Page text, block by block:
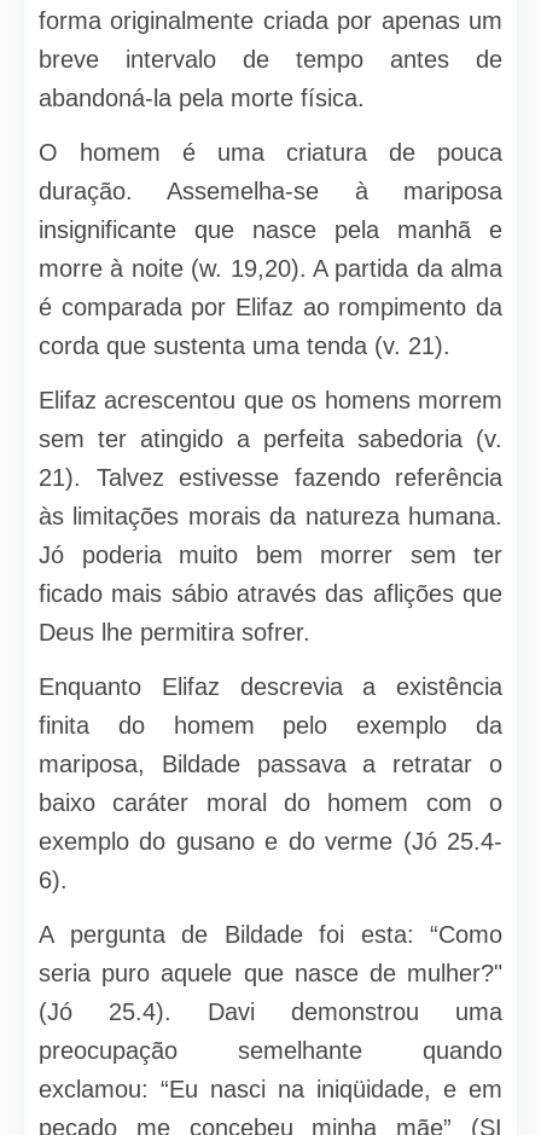
forma originalmente criada por apenas um
breve intervalo de tempo antes de
abandoná-la pela morte física.
O homem é uma criatura de pouca
duração. Assemelha-se à mariposa
insignificante que nasce pela manhã e
morre à noite (w. 19,20). A partida da alma
é comparada por Elifaz ao rompimento da
corda que sustenta uma tenda (v. 21).
Elifaz acrescentou que os homens morrem
sem ter atingido a perfeita sabedoria (v.
21). Talvez estivesse fazendo referência
às limitações morais da natureza humana.
Jó poderia muito bem morrer sem ter
ficado mais sábio através das aflições que
Deus lhe permitira sofrer.
Enquanto Elifaz descrevia a existência
finita do homem pelo exemplo da
mariposa, Bildade passava a retratar o
baixo caráter moral do homem com o
exemplo do gusano e do verme (Jó 25.4-
6).
A pergunta de Bildade foi esta: “Como
seria puro aquele que nasce de mulher?"
(Jó 25.4). Davi demonstrou uma
preocupação semelhante quando
exclamou: “Eu nasci na iniqüidade, e em
pecado me concebeu minha mãe” (SI